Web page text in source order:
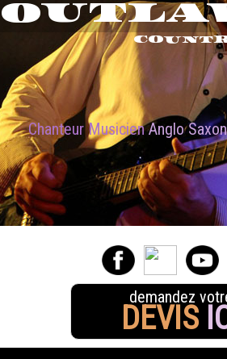
Chanteur MusicienAnglo Saxon
demandez
DEVIS